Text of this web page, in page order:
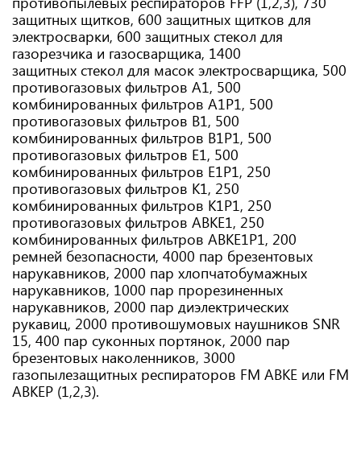
защитных щитков, 600 защитных щитков для
электросварки, 600 защитных стекол для
газорезчика и газосварщика, 1400
защитных стекол для масок электросварщика, 500
противогазовых фильтров А1, 500
комбинированных фильтров А1P1, 500
противогазовых фильтров B1, 500
комбинированных фильтров B1P1, 500
противогазовых фильтров E1, 500
комбинированных фильтров E1P1, 250
противогазовых фильтров K1, 250
комбинированных фильтров K1P1, 250
противогазовых фильтров ABKE1, 250
комбинированных фильтров ABKE1P1, 200
ремней безопасности, 4000 пар брезентовых
нарукавников, 2000 пар хлопчатобумажных
нарукавников, 1000 пар прорезиненных
нарукавников, 2000 пар диэлектрических
рукавиц, 2000 противошумовых наушников SNR
15, 400 пар суконных портянок, 2000 пар
брезентовых наколенников, 3000
газопылезащитных респираторов FM АВКЕ или FM
АВКЕР (1,2,3).